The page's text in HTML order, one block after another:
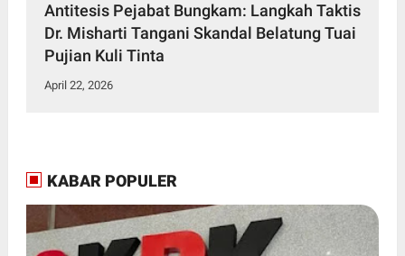
Antitesis Pejabat Bungkam: Langkah Taktis
Dr. Misharti Tangani Skandal Belatung Tuai
Pujian Kuli Tinta
April 22, 2026
KABAR POPULER